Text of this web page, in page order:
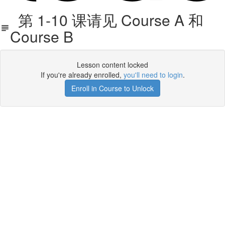
第 1-10 课请见 Course A 和
Course B
Lesson content locked
If you're already enrolled, you'll need to login.
Enroll in Course to Unlock